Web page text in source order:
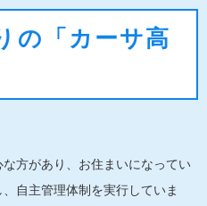
の「カーサ高
方があり、お住まいになってい
自主管理体制を実行していま